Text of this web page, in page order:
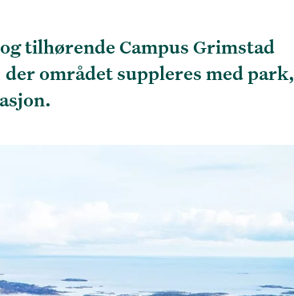
tilhørende Campus Grimstad
området suppleres med park,